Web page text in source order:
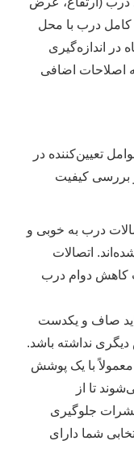
درب با محل
در اندازه‌گیری
اصلاحات اضافی
تعیین‌کننده در
بررسی کیفیت
درب به خوبی و
اتصالات
کاهش دوام درب
صاف و یکدست
نداشته باشد.
با یک پوشش
تا از
جلوگیری
شما دارای